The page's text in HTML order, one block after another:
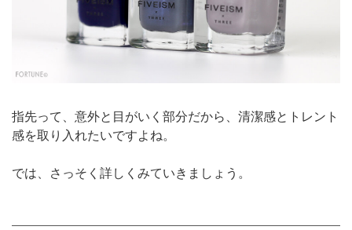
指先って、意外と目がいく部分だから、清潔感とトレント
感を取り入れたいですよね。
では、さっそく詳しくみていきましょう。